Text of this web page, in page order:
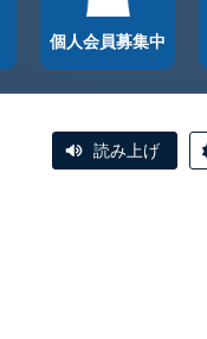
個人会員募集中
読み上げ